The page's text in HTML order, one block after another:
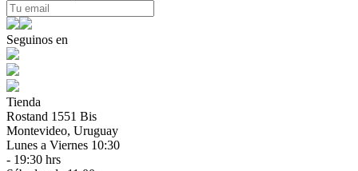
Seguinos en
Tienda
Rostand 1551 Bis
Montevideo, Uruguay
Lunes a Viernes 10:30
- 19:30 hrs